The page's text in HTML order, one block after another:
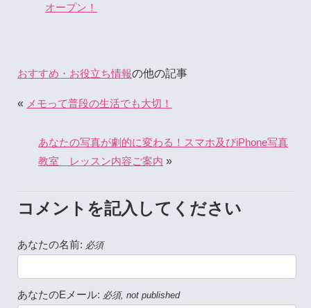
オープン！
おすすめ・お役立ち情報の他の記事
« メモって普段の生活でも大切！
あなたの写真が劇的に変わる！スマホ及びiPhone写真
教室 レッスン内容ご案内 »
コメントを記入してください
あなたの名前: 必須
あなたのEメール: 必須, not published